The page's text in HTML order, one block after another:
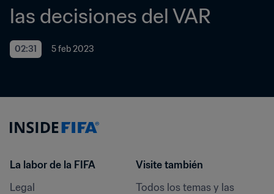
las decisiones del VAR
02:31 5 feb 2023
La labor de la FIFA
Legal
Visite también
Todos los temas y las